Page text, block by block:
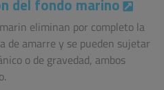
del fondo marino
eliminan por completo la
de amarre y se pueden sujetar
o de gravedad, ambos